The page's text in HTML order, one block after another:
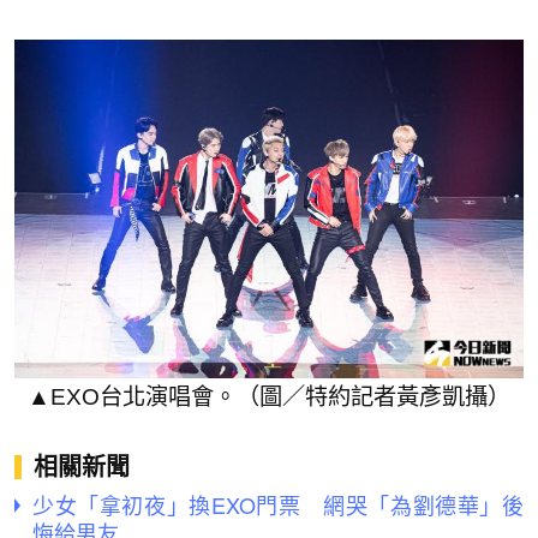
▲EXO台北演唱會。（圖／特約記者黃彥凱攝）
相關新聞
少女「拿初夜」換EXO門票 網哭「為劉德華」後